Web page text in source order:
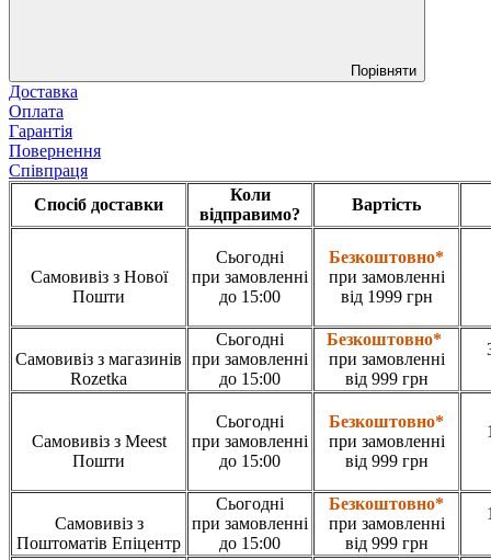
Порівняти
Доставка
Оплата
Гарантія
Повернення
Співпраця
Спосіб доставки
Коли
відправимо?
Вартість
Самовивіз з Нової
Пошти
Сьогодні
при замовленні
до 15:00
Безкоштовно*
при замовленні
від 1999 грн
Самовивіз з магазинів
Rozetka
Сьогодні
при замовленні
до 15:00
Безкоштовно*
при замовленні
від 999 грн
Самовивіз з Meest
Пошти
Сьогодні
при замовленні
до 15:00
Безкоштовно*
при замовленні
від 999 грн
Самовивіз з
Поштоматів Епіцентр
Сьогодні
при замовленні
до 15:00
Безкоштовно*
при замовленні
від 999 грн